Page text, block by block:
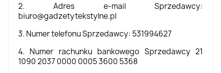
2. Adres e-mail Sprzedawcy:
biuro@gadzetytekstylne.pl
3. Numer telefonu Sprzedawcy: 531994627
4. Numer rachunku bankowego Sprzedawcy 21
1090 2037 0000 0005 3600 5368